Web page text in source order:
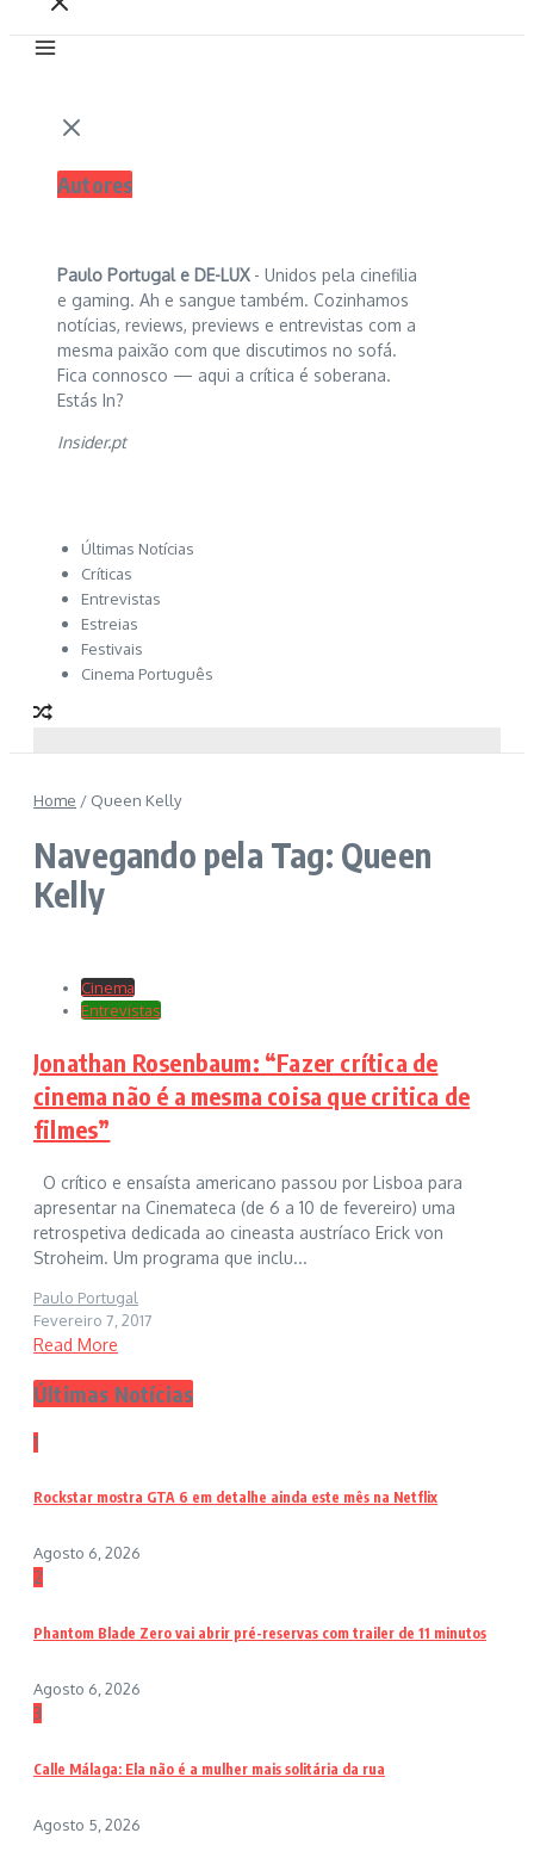
Autores
Paulo Portugal e DE-LUX - Unidos pela cinefilia
e gaming. Ah e sangue também. Cozinhamos
notícias, reviews, previews e entrevistas com a
mesma paixão com que discutimos no sofá.
Fica connosco — aqui a crítica é soberana.
Estás In?
Insider.pt
Últimas Notícias
Críticas
Entrevistas
Estreias
Festivais
Cinema Português
Home / Queen Kelly
Navegando pela Tag: Queen
Kelly
Cinema
Entrevistas
Jonathan Rosenbaum: “Fazer crítica de
cinema não é a mesma coisa que critica de
filmes”
O crítico e ensaísta americano passou por Lisboa para
apresentar na Cinemateca (de 6 a 10 de fevereiro) uma
retrospetiva dedicada ao cineasta austríaco Erick von
Stroheim. Um programa que inclu...
Paulo Portugal
Fevereiro 7, 2017
Read More
Últimas Notícias
1
Rockstar mostra GTA 6 em detalhe ainda este mês na Netflix
Agosto 6, 2026
2
Phantom Blade Zero vai abrir pré-reservas com trailer de 11 minutos
Agosto 6, 2026
3
Calle Málaga: Ela não é a mulher mais solitária da rua
Agosto 5, 2026